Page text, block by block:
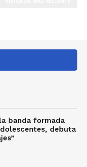
banda formada
debuta